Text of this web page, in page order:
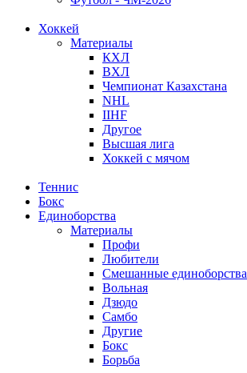
Хоккей
Материалы
КХЛ
ВХЛ
Чемпионат Казахстана
NHL
IIHF
Другое
Высшая лига
Хоккей с мячом
Теннис
Бокс
Единоборства
Материалы
Профи
Любители
Смешанные единоборства
Вольная
Дзюдо
Самбо
Другие
Бокс
Борьба